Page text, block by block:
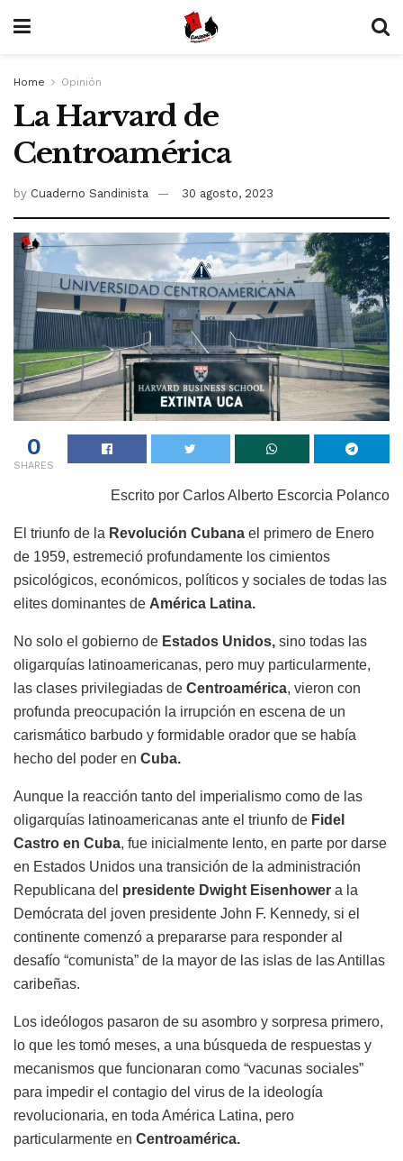
Home Opinión
La Harvard de
Centroamérica
by Cuaderno Sandinista 30 agosto, 2023
0
SHARES
Escrito por Carlos Alberto Escorcia Polanco
El triunfo de la Revolución Cubana el primero de Enero
de 1959, estremeció profundamente los cimientos
psicológicos, económicos, políticos y sociales de todas las
elites dominantes de América Latina.
No solo el gobierno de Estados Unidos, sino todas las
oligarquías latinoamericanas, pero muy particularmente,
las clases privilegiadas de Centroamérica, vieron con
profunda preocupación la irrupción en escena de un
carismático barbudo y formidable orador que se había
hecho del poder en Cuba.
Aunque la reacción tanto del imperialismo como de las
oligarquías latinoamericanas ante el triunfo de Fidel
Castro en Cuba, fue inicialmente lento, en parte por darse
en Estados Unidos una transición de la administración
Republicana del presidente Dwight Eisenhower a la
Demócrata del joven presidente John F. Kennedy, si el
continente comenzó a prepararse para responder al
desafío “comunista” de la mayor de las islas de las Antillas
caribeñas.
Los ideólogos pasaron de su asombro y sorpresa primero,
lo que les tomó meses, a una búsqueda de respuestas y
mecanismos que funcionaran como “vacunas sociales”
para impedir el contagio del virus de la ideología
revolucionaria, en toda América Latina, pero
particularmente en Centroamérica.